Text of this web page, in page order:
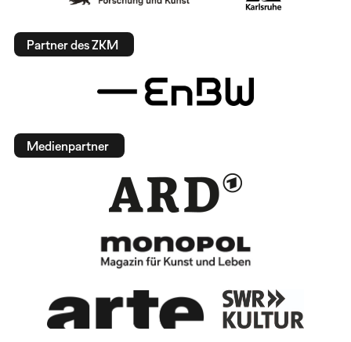
Partner des ZKM
Medienpartner